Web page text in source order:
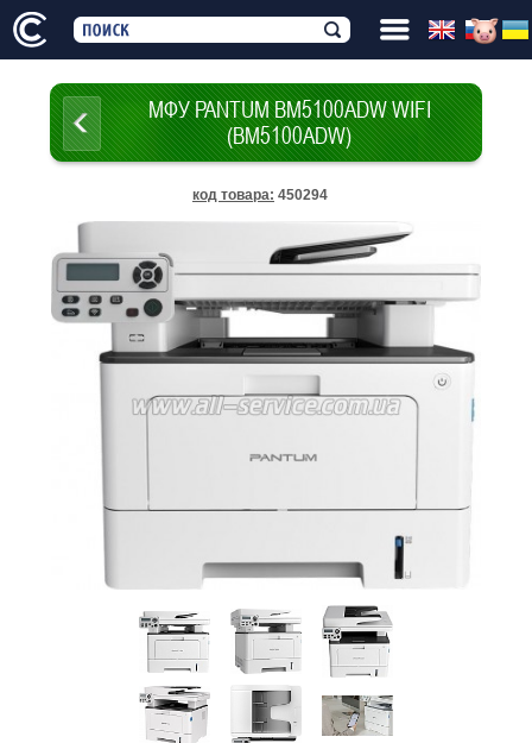
МФУ PANTUM BM5100ADW WIFI
(BM5100ADW)
код товара: 450294